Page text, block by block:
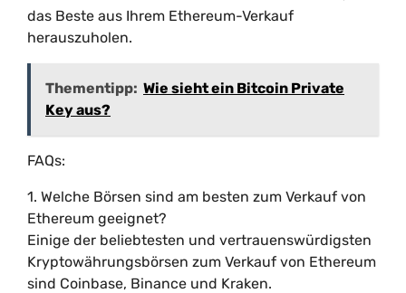
das Beste aus Ihrem Ethereum-Verkauf
herauszuholen.
Thementipp: Wie sieht ein Bitcoin Private
Key aus?
FAQs:
1. Welche Börsen sind am besten zum Verkauf von
Ethereum geeignet?
Einige der beliebtesten und vertrauenswürdigsten
Kryptowährungsbörsen zum Verkauf von Ethereum
sind Coinbase, Binance und Kraken.